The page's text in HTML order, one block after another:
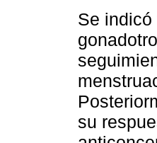
Se
su